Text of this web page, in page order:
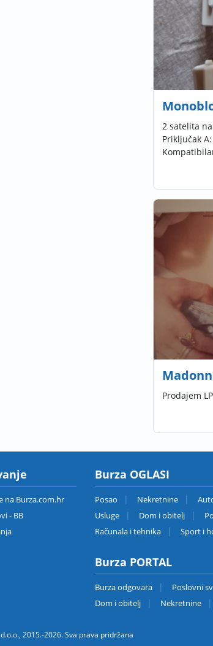
2 satelita
Priključak
Prodajem
na Burza.com.hr
- BB
Burza OGLASI
Posao Nekretnine
Usluge
Dom i obitelj
Računala i tehnika
Sport i
Burza PORTAL
Burza odgovara Poslovni
Dom i obitelj
Nekretnine
2015.-2026. Sva prava pridržana